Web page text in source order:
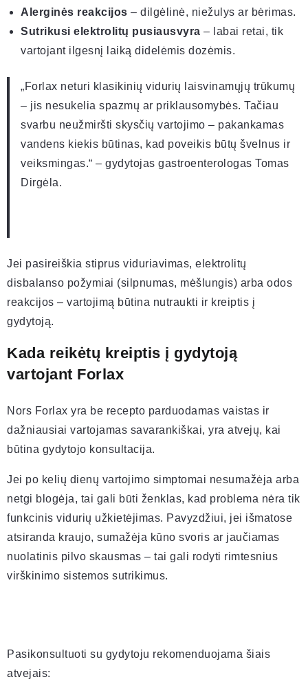
Alerginės reakcijos – dilgėlinė, niežulys ar bėrimas.
Sutrikusi elektrolitų pusiausvyra – labai retai, tik
vartojant ilgesnį laiką didelėmis dozėmis.
„Forlax neturi klasikinių vidurių laisvinamųjų trūkumų
– jis nesukelia spazmų ar priklausomybės. Tačiau
svarbu neužmiršti skysčių vartojimo – pakankamas
vandens kiekis būtinas, kad poveikis būtų švelnus ir
veiksmingas.“ – gydytojas gastroenterologas Tomas
Dirgėla.
Jei pasireiškia stiprus viduriavimas, elektrolitų
disbalanso požymiai (silpnumas, mėšlungis) arba odos
reakcijos – vartojimą būtina nutraukti ir kreiptis į
gydytoją.
Kada reikėtų kreiptis į gydytoją
vartojant Forlax
Nors Forlax yra be recepto parduodamas vaistas ir
dažniausiai vartojamas savarankiškai, yra atvejų, kai
būtina gydytojo konsultacija.
Jei po kelių dienų vartojimo simptomai nesumažėja arba
netgi blogėja, tai gali būti ženklas, kad problema nėra tik
funkcinis vidurių užkietėjimas. Pavyzdžiui, jei išmatose
atsiranda kraujo, sumažėja kūno svoris ar jaučiamas
nuolatinis pilvo skausmas – tai gali rodyti rimtesnius
virškinimo sistemos sutrikimus.
Pasikonsultuoti su gydytoju rekomenduojama šiais
atvejais: